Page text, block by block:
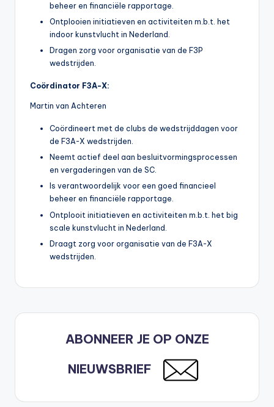
beheer en financiële rapportage.
Ontplooien initiatieven en activiteiten m.b.t. het
indoor kunstvlucht in Nederland.
Dragen zorg voor organisatie van de F3P
wedstrijden.
Coördinator F3A-X:
Martin van Achteren
Coördineert met de clubs de wedstrijddagen voor
de F3A-X wedstrijden.
Neemt actief deel aan besluitvormingsprocessen
en vergaderingen van de SC.
Is verantwoordelijk voor een goed financieel
beheer en financiële rapportage.
Ontplooit initiatieven en activiteiten m.b.t. het big
scale kunstvlucht in Nederland.
Draagt zorg voor organisatie van de F3A-X
wedstrijden.
ABONNEER JE OP ONZE
NIEUWSBRIEF